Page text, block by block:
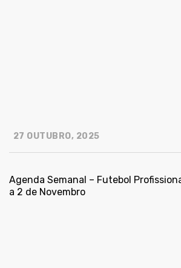
27 OUTUBRO, 2025
Agenda Semanal – Futebol
a 2 de Novembro